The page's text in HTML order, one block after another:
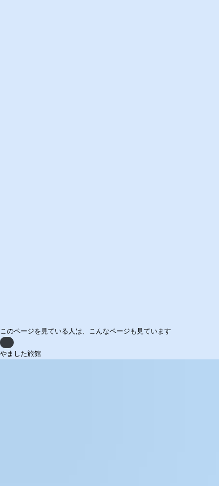
このページを見ている人は、 こんなページも見ています
Previous
やました旅館